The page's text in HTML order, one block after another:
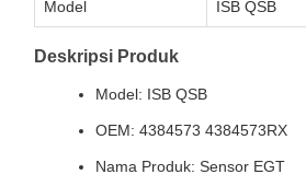
Model ISB QSB
Deskripsi Produk
Model: ISB QSB
OEM: 4384573 4384573RX
Nama Produk: Sensor EGT